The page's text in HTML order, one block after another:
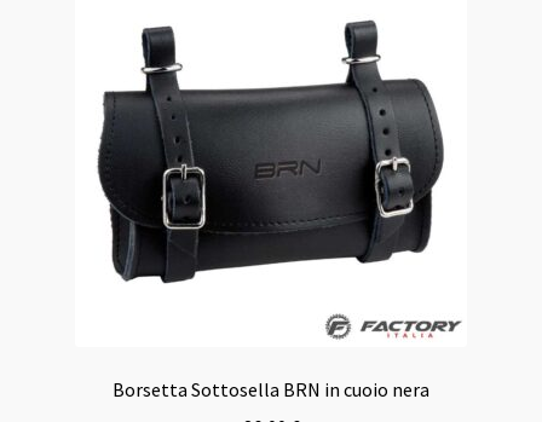
Borsetta Sottosella BRN in cuoio nera